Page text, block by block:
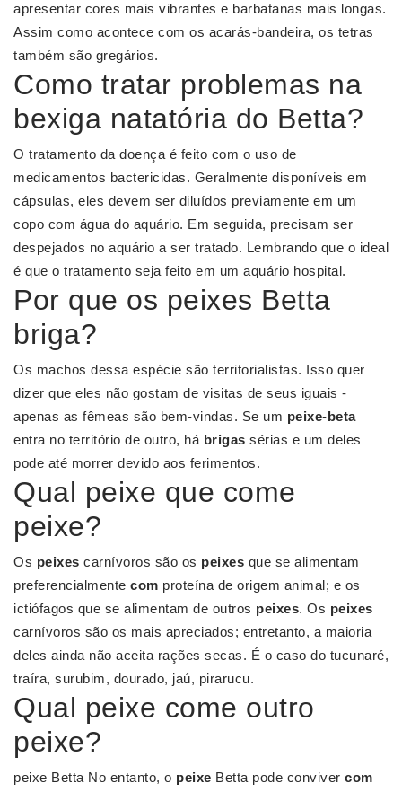
apresentar cores mais vibrantes e barbatanas mais longas.
Assim como acontece com os acarás-bandeira, os tetras
também são gregários.
Como tratar problemas na
bexiga natatória do Betta?
O tratamento da doença é feito com o uso de
medicamentos bactericidas. Geralmente disponíveis em
cápsulas, eles devem ser diluídos previamente em um
copo com água do aquário. Em seguida, precisam ser
despejados no aquário a ser tratado. Lembrando que o ideal
é que o tratamento seja feito em um aquário hospital.
Por que os peixes Betta
briga?
Os machos dessa espécie são territorialistas. Isso quer
dizer que eles não gostam de visitas de seus iguais -
apenas as fêmeas são bem-vindas. Se um peixe-beta
entra no território de outro, há brigas sérias e um deles
pode até morrer devido aos ferimentos.
Qual peixe que come
peixe?
Os peixes carnívoros são os peixes que se alimentam
preferencialmente com proteína de origem animal; e os
ictiófagos que se alimentam de outros peixes. Os peixes
carnívoros são os mais apreciados; entretanto, a maioria
deles ainda não aceita rações secas. É o caso do tucunaré,
traíra, surubim, dourado, jaú, pirarucu.
Qual peixe come outro
peixe?
peixe Betta No entanto, o peixe Betta pode conviver com